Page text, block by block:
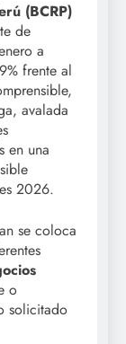
(BCRP)
de
a
frente al
avalada
en una
2026.
se coloca
o
solicitado